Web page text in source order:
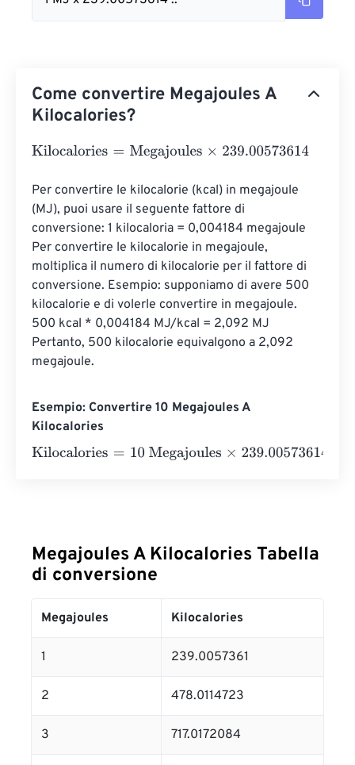
Come convertire Megajoules A
Kilocalories?
Kilocalories=Megajoules×239.00573614
Per convertire le kilocalorie (kcal) in megajoule
(MJ), puoi usare il seguente fattore di
conversione: 1 kilocaloria = 0,004184 megajoule
Per convertire le kilocalorie in megajoule,
moltiplica il numero di kilocalorie per il fattore di
conversione. Esempio: supponiamo di avere 500
kilocalorie e di volerle convertire in megajoule.
500 kcal * 0,004184 MJ/kcal = 2,092 MJ
Pertanto, 500 kilocalorie equivalgono a 2,092
megajoule.
Esempio: Convertire 10 Megajoules A
Kilocalories
Kilocalories=10 Megajoules×239.00573614=
Megajoules A Kilocalories Tabella
di conversione
Megajoules Kilocalories
1 239.0057361
2 478.0114723
3 717.0172084